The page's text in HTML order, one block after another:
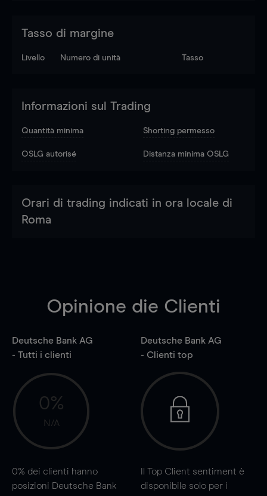
Tasso di margine
Livello Numero di unità Tasso
Informazioni sul Trading
Quantità minima Shorting permesso
OSLG autorisé Distanza minima OSLG
Orari di trading indicati in ora locale di
Roma
Opinione die Clienti
Deutsche Bank AG
- Tutti i clienti
0%
N/A
0% dei clienti hanno
posizioni Deutsche Bank
Deutsche Bank AG
- Clienti top
Il Top Client sentiment è
disponibile solo per i